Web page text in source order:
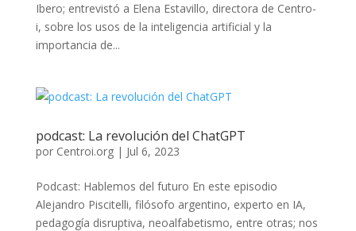
Ibero; entrevistó a Elena Estavillo, directora de Centro-
i, sobre los usos de la inteligencia artificial y la
importancia de...
podcast: La revolución del ChatGPT
por Centroi.org| Jul 6, 2023
Podcast: Hablemos del futuro En este episodio
Alejandro Piscitelli, filósofo argentino, experto en IA,
pedagogía disruptiva, neoalfabetismo, entre otras; nos